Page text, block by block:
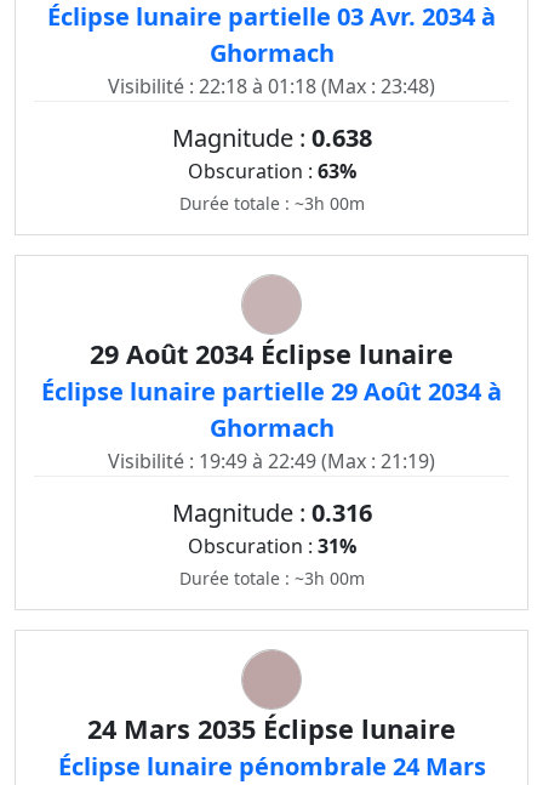
Éclipse lunaire partielle 03 Avr. 2034 à
Ghormach
Visibilité : 22:18 à 01:18 (Max : 23:48)
Magnitude : 0.638
Obscuration : 63%
Durée totale : ~3h 00m
29 Août 2034 Éclipse lunaire
Éclipse lunaire partielle 29 Août 2034 à
Ghormach
Visibilité : 19:49 à 22:49 (Max : 21:19)
Magnitude : 0.316
Obscuration : 31%
Durée totale : ~3h 00m
24 Mars 2035 Éclipse lunaire
Éclipse lunaire pénombrale 24 Mars